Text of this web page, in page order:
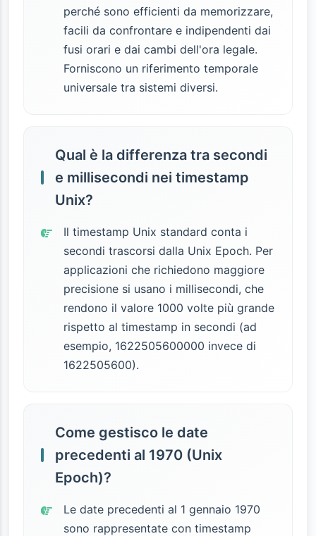
perché sono efficienti da memorizzare,
facili da confrontare e indipendenti dai
fusi orari e dai cambi dell'ora legale.
Forniscono un riferimento temporale
universale tra sistemi diversi.
Qual è la differenza tra secondi
e millisecondi nei timestamp
Unix?
Il timestamp Unix standard conta i
secondi trascorsi dalla Unix Epoch. Per
applicazioni che richiedono maggiore
precisione si usano i millisecondi, che
rendono il valore 1000 volte più grande
rispetto al timestamp in secondi (ad
esempio, 1622505600000 invece di
1622505600).
Come gestisco le date
precedenti al 1970 (Unix
Epoch)?
Le date precedenti al 1 gennaio 1970
sono rappresentate con timestamp